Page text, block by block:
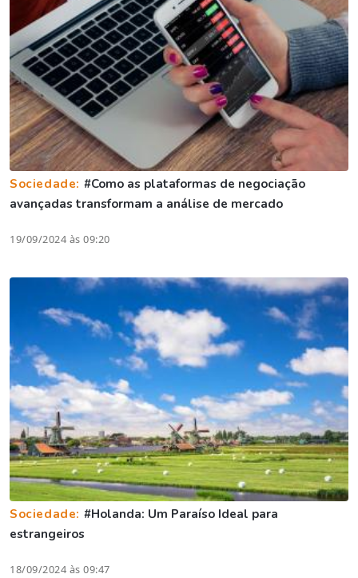
Sociedade: #Como as plataformas de negociação
avançadas transformam a análise de mercado
19/09/2024 às 09:20
Sociedade: #Holanda: Um Paraíso Ideal para
estrangeiros
18/09/2024 às 09:47